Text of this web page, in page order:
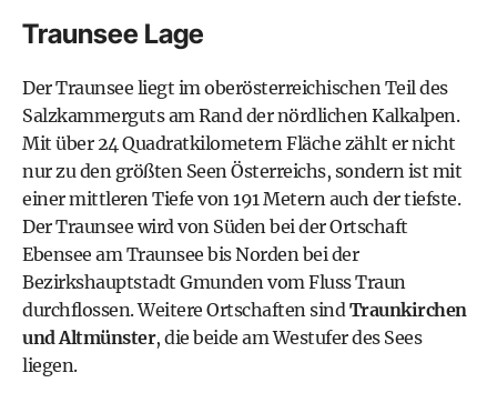
Traunsee Lage
Der Traunsee liegt im oberösterreichischen Teil des
Salzkammergutsam Rand der nördlichenKalkalpen.
Mit über 24 Quadratkilometern Fläche zählt er nicht
nur zu den größten Seen Österreichs, sondern ist mit
einer mittleren Tiefe von 191 Metern auch der tiefste.
Der Traunsee wird von Süden bei der Ortschaft
Ebensee am Traunsee bis Norden bei der
Bezirkshauptstadt Gmundenvom Fluss Traun
durchflossen. Weitere Ortschaften sindTraunkirchen
und Altmünster, die beide am Westufer des Sees
liegen.